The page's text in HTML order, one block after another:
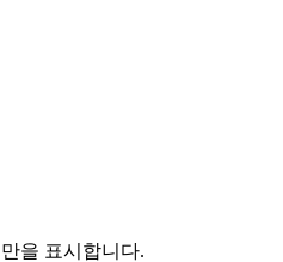
을 표시합니다.